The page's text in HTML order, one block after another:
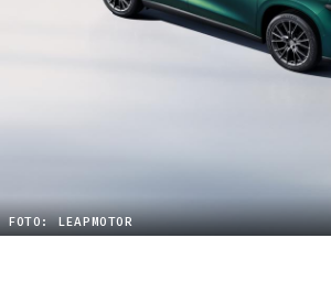
FOTO: LEAPMOTOR